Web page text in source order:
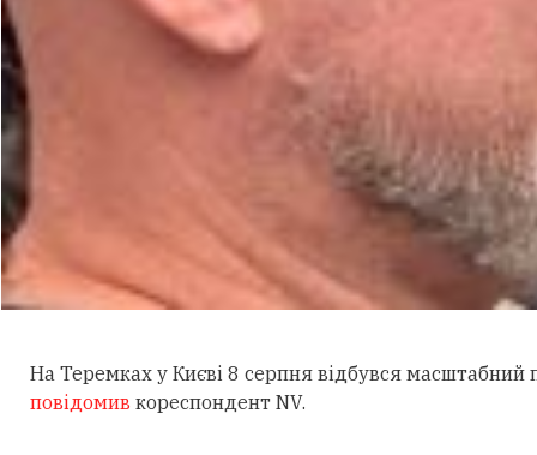
На Теремках у Києві 8 серпня відбувся масштабний
повідомив кореспондент NV.